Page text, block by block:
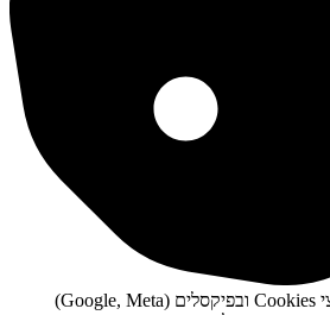
אתר זה עושה שימוש בקובצי Cookies ובפיקסלים (Google, Meta)